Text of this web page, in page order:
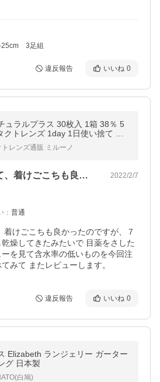
3足組
違反報告 いいね 0
ュラルプラス 30枚入 1箱 38％ 5
クトレンズ 1day 1日使い捨て 通
チュラルワンデー UVモイスト
購入対応
トレンズ通販 ミルーノ
前回55%を注文して、着けごこちも良か… 2022/2/7
： 普通
着けごこちも良かったのですが、７
燥してきたみたいで 目薬をさした
を見て含水率の低いものを今回注
みて またレビューします。
違反報告 いいね 0
Elizabeth ランジェリー ガーター
グ 日本製
白鳩)